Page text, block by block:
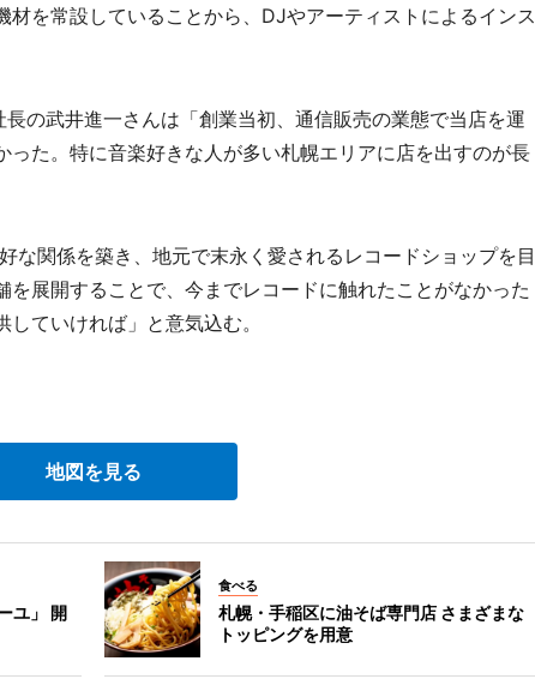
を常設していることから、DJやアーティストによるインス
の武井進一さんは「創業当初、通信販売の業態で当店を運
た。特に音楽好きな人が多い札幌エリアに店を出すのが長
関係を築き、地元で末永く愛されるレコードショップを目
展開することで、今までレコードに触れたことがなかった
ていければ」と意気込む。
地図を見る
ユ」 開
食べる
札幌・手稲区に油そば専門店 さまざまな
トッピングを用意